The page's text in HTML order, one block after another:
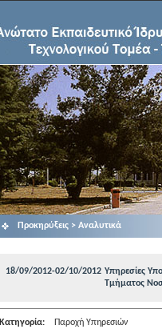
Προκηρύξεις > Αναλυτικά
18/09/2012-02/10/2012 Υπηρεσίες
Τμήματος
Κατηγορία:
Παροχή Υπηρεσιών